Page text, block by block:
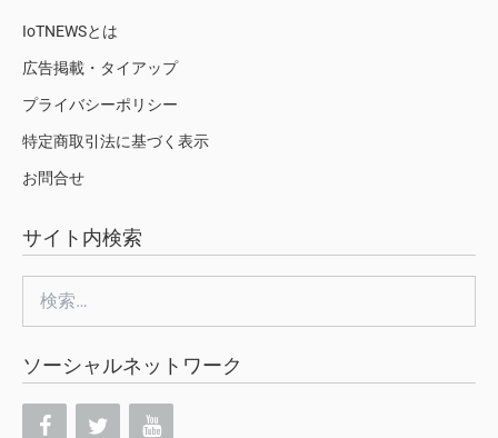
IoTNEWSとは
広告掲載・タイアップ
プライバシーポリシー
特定商取引法に基づく表示
お問合せ
サイト内検索
索:
ソーシャルネットワーク